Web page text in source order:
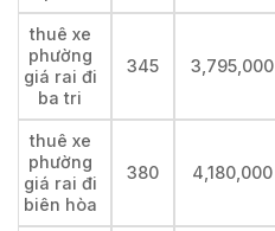
thuê xe
phường
giá rai đi
ba tri
345 3,795,000
thuê xe
phường
giá rai đi
biên hòa
380 4,180,000